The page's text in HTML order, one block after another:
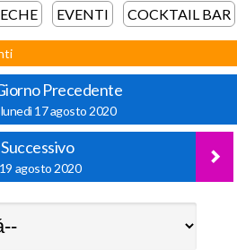
EVENTI COCKTAIL BAR
Precedente
lunedì 17 agosto 2020
agosto 2020